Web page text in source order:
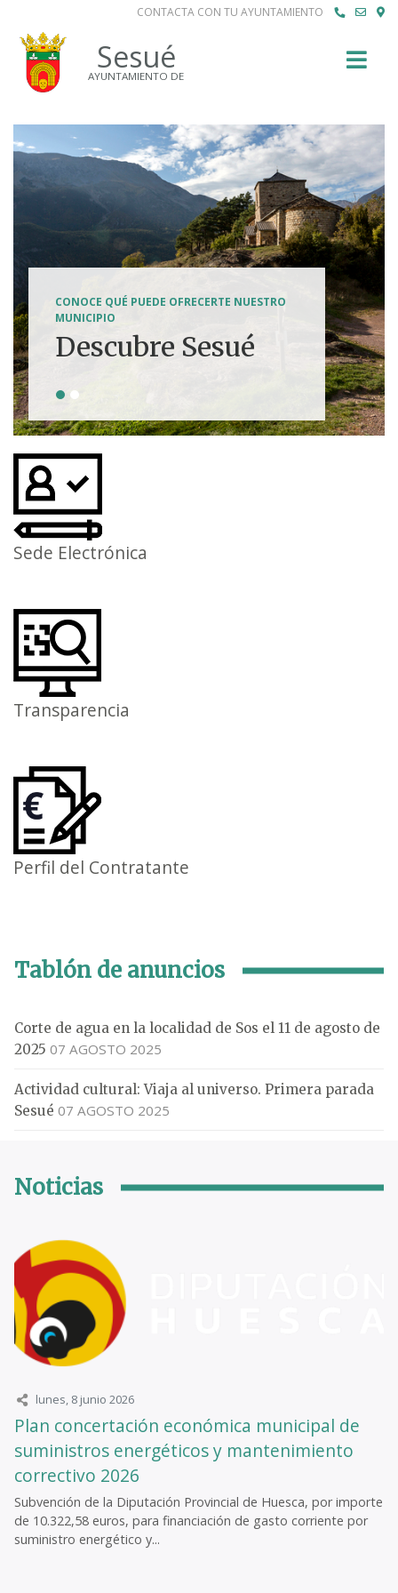
CONTACTA CON TU AYUNTAMIENTO
Sesué
AYUNTAMIENTO DE
CONOCE QUÉ PUEDE OFRECERTE NUESTRO
MUNICIPIO
Descubre Sesué
Tierra de
aventuras
Sede Electrónica
Transparencia
Perfil del Contratante
Tablón de anuncios
Corte de agua en la localidad de Sos el 11 de agosto de
2025 07 AGOSTO 2025
Actividad cultural: Viaja al universo. Primera parada
Sesué 07 AGOSTO 2025
Noticias
lunes, 8 junio 2026
Plan concertación económica municipal de
suministros energéticos y mantenimiento
correctivo 2026
Subvención de la Diputación Provincial de Huesca, por importe
de 10.322,58 euros, para financiación de gasto corriente por
suministro energético y...